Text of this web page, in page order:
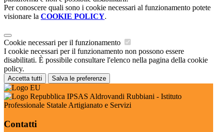
Per conoscere quali sono i cookie necessari al funzionamento potete
visionare la COOKIE POLICY.
Cookie necessari per il funzionamento
I cookie necessari per il funzionamento non possono essere
disabilitati. È possibile consultare l'elenco nella pagina della cookie
policy.
Accetta tutti Salva le preferenze
IPSAS Aldrovandi Rubbiani - Istituto
Professionale Statale Artigianato e Servizi
Contatti